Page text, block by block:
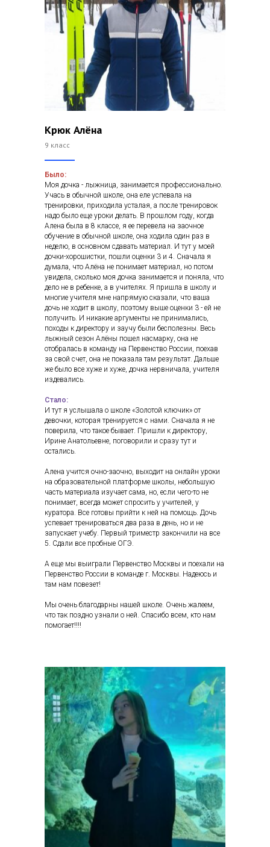
Крюк Алёна
9 класс
Было:
Моя дочка - лыжница, занимается профессионально.
Учась в обычной школе, она еле успевала на
тренировки, приходила усталая, а после тренировок
надо было еще уроки делать. В прошлом году, когда
Алена была в 8 классе, я ее перевела на заочное
обучение в обычной школе, она ходила один раз в
неделю, в основном сдавать материал. И тут у моей
дочки-хорошистки, пошли оценки 3 и 4. Сначала я
думала, что Алёна не понимает материал, но потом
увидела, сколько моя дочка занимается и поняла, что
дело не в ребенке, а в учителях. Я пришла в школу и
многие учителя мне напрямую сказали, что ваша
дочь не ходит в школу, поэтому выше оценки 3 - ей не
получить. И никакие аргументы не принимались,
походы к директору и заучу были бесполезны. Весь
лыжный сезон Алёны пошел насмарку, она не
отобралась в команду на Первенство России, поехав
за свой счет, она не показала там результат. Дальше
же было все хуже и хуже, дочка нервничала, учителя
издевались.
Стало:
И тут я услышала о школе «Золотой ключик» от
девочки, которая тренируется с нами. Сначала я не
поверила, что такое бывает. Пришли к директору,
Ирине Анатольевне, поговорили и сразу тут и
остались.
Алена учится очно-заочно, выходит на онлайн уроки
на образовательной платформе школы, небольшую
часть материала изучает сама, но, если чего-то не
понимает, всегда может спросить у учителей, у
куратора. Все готовы прийти к ней на помощь. Дочь
успевает тренироваться два раза в день, но и не
запускает учебу. Первый триместр закончили на все
5. Сдали все пробные ОГЭ.
А еще мы выиграли Первенство Москвы и поехали на
Первенство России в команде г. Москвы. Надеюсь и
там нам повезет!
Мы очень благодарны нашей школе. Очень жалеем,
что так поздно узнали о ней. Спасибо всем, кто нам
помогает!!!!